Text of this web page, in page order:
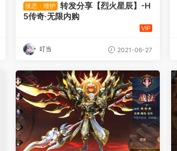
状态：维护 转发分享【烈火星辰】-H
5传奇·无限内购
VIP
叮当 2021-06-27